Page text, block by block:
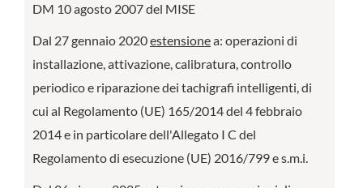
DM 10 agosto 2007 del MISE
Dal 27 gennaio 2020estensionea: operazioni di
installazione, attivazione, calibratura, controllo
periodico e riparazione dei tachigrafi intelligenti, di
cui al Regolamento (UE) 165/2014 del 4 febbraio
2014 e in particolare dell'Allegato I C del
Regolamento di esecuzione (UE) 2016/799 e s.m.i.